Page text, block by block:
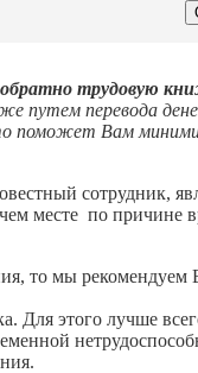
обратно трудовую
путем перевода
поможет Вам
сотрудник,
месте по причине
то мы
Для этого лучше